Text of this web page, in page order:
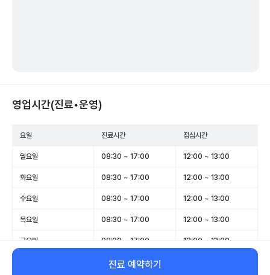
영업시간(진료•운영)
요일 진료시간 점심시간
월요일 08:30 ~ 17:00 12:00 ~ 13:00
화요일 08:30 ~ 17:00 12:00 ~ 13:00
수요일 08:30 ~ 17:00 12:00 ~ 13:00
목요일 08:30 ~ 17:00 12:00 ~ 13:00
금요일 08:30 ~ 17:00 12:00 ~ 13:00
휴무진료 예약하기